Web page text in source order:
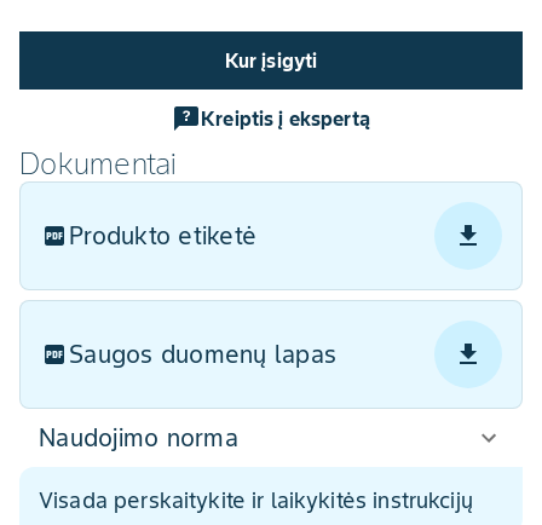
Kur įsigyti
Kreiptis į ekspertą
Dokumentai
Produkto etiketė
Saugos duomenų lapas
Naudojimo norma
Visada perskaitykite ir laikykitės instrukcijų